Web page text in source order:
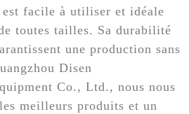
est facile à utiliser et idéale
toutes tailles. Sa durabilité
une production sans
Disen
Co., Ltd., nous nous
meilleurs produits et un